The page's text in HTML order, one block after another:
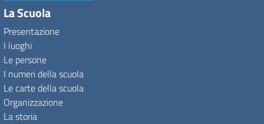
La Scuola
Presentazione
I luoghi
Le persone
I numeri della scuola
Le carte della scuola
Organizzazione
La storia